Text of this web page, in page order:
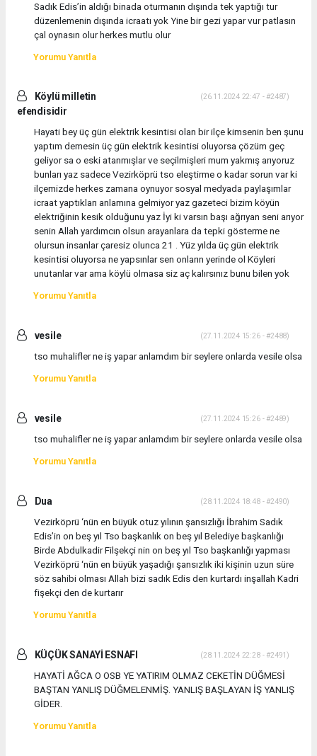
Sadık Edis’in aldığı binada oturmanın dışında tek yaptığı tur
düzenlemenin dışında icraatı yok Yine bir gezi yapar vur patlasın
çal oynasın olur herkes mutlu olur
Yorumu Yanıtla
Köylü milletin
efendisidir
(26.11.2024 22:47 - #2487)
Hayati bey üç gün elektrik kesintisi olan bir ilçe kimsenin ben şunu
yaptım demesin üç gün elektrik kesintisi oluyorsa çözüm geç
geliyor sa o eski atanmışlar ve seçilmişleri mum yakmış arıyoruz
bunları yaz sadece Vezirköprü tso eleştirme o kadar sorun var ki
ilçemizde herkes zamana oynuyor sosyal medyada paylaşımlar
icraat yaptıkları anlamına gelmiyor yaz gazeteci bizim köyün
elektriğinin kesik olduğunu yaz İyi ki varsın başı ağrıyan seni arıyor
senin Allah yardımcın olsun arayanlara da tepki gösterme ne
olursun insanlar çaresiz olunca 21 . Yüz yılda üç gün elektrik
kesintisi oluyorsa ne yapsınlar sen onların yerinde ol Köyleri
unutanlar var ama köylü olmasa siz aç kalırsınız bunu bilen yok
Yorumu Yanıtla
vesile (27.11.2024 15:26 - #2488)
tso muhalifler ne iş yapar anlamdım bir seylere onlarda vesile olsa
Yorumu Yanıtla
vesile (27.11.2024 15:26 - #2489)
tso muhalifler ne iş yapar anlamdım bir seylere onlarda vesile olsa
Yorumu Yanıtla
Dua (28.11.2024 18:48 - #2490)
Vezirköprü ‘nün en büyük otuz yılının şansızlığı İbrahim Sadık
Edis’in on beş yıl Tso başkanlık on beş yıl Belediye başkanlığı
Birde Abdulkadir Filşekçi nin on beş yıl Tso başkanlığı yapması
Vezirköprü ‘nün en büyük yaşadığı şansızlık iki kişinin uzun süre
söz sahibi olması Allah bizi sadık Edis den kurtardı inşallah Kadri
fişekçi den de kurtarır
Yorumu Yanıtla
KÜÇÜK SANAYİ ESNAFI (28.11.2024 22:28 - #2491)
HAYATİ AĞCA O OSB YE YATIRIM OLMAZ CEKETİN DÜĞMESİ
BAŞTAN YANLIŞ DÜĞMELENMİŞ. YANLIŞ BAŞLAYAN İŞ YANLIŞ
GİDER.
Yorumu Yanıtla